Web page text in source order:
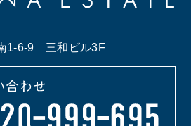
1-6-9 三和ビル3F